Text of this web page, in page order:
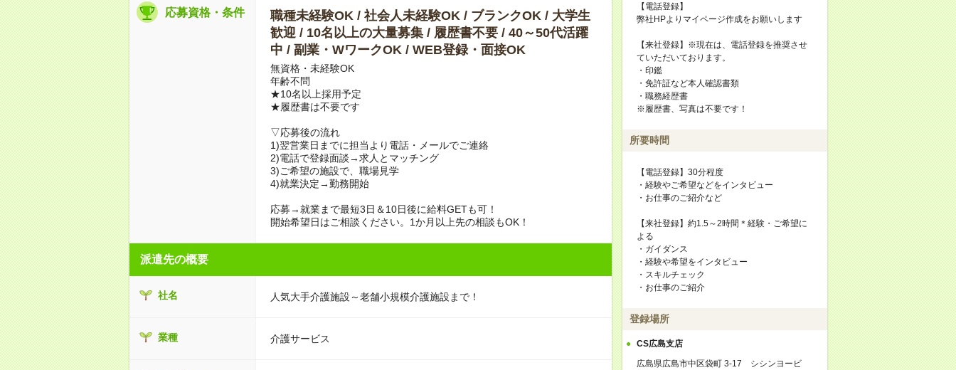
応募資格・条件
職種未経験OK / 社会人未経験OK / ブランクOK / 大学生
歓迎 / 10名以上の大量募集 / 履歴書不要 / 40～50代活躍
中 / 副業・WワークOK / WEB登録・面接OK
無資格・未経験OK
年齢不問
★10名以上採用予定
★履歴書は不要です
▽応募後の流れ
1)翌営業日までに担当より電話・メールでご連絡
2)電話で登録面談→求人とマッチング
3)ご希望の施設で、職場見学
4)就業決定→勤務開始
応募→就業まで最短3日＆10日後に給料GETも可！
開始希望日はご相談ください。1か月以上先の相談もOK！
派遣先の概要
社名 人気大手介護施設～老舗小規模介護施設まで！
業種 介護サービス
【電話登録】
弊社HPよりマイページ作成をお願いします
【来社登録】※現在は、電話登録を推奨させ
ていただいております。
・印鑑
・免許証など本人確認書類
・職務経歴書
※履歴書、写真は不要です！
所要時間
【電話登録】30分程度
・経験やご希望などをインタビュー
・お仕事のご紹介など
【来社登録】約1.5～2時間＊経験・ご希望に
よる
・ガイダンス
・経験や希望をインタビュー
・スキルチェック
・お仕事のご紹介
登録場所
CS広島支店
広島県広島市中区袋町 3-17 シシンヨービ